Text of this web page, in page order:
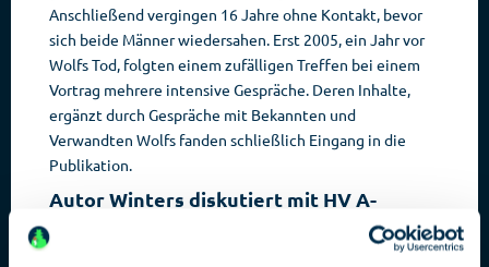
Anschließend vergingen 16 Jahre ohne Kontakt, bevor
sich beide Männer wiedersahen. Erst 2005, ein Jahr vor
Wolfs Tod, folgten einem zufälligen Treffen bei einem
Vortrag mehrere intensive Gespräche. Deren Inhalte,
ergänzt durch Gespräche mit Bekannten und
Verwandten Wolfs fanden schließlich Eingang in die
Publikation.
Autor Winters diskutiert mit HV A-
Mit Helmut Müller-Enbergs als Moderator traf Winters